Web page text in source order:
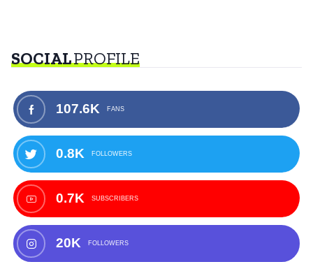
SOCIALPROFILE
107.6K FANS
0.8K FOLLOWERS
0.7K SUBSCRIBERS
20K FOLLOWERS